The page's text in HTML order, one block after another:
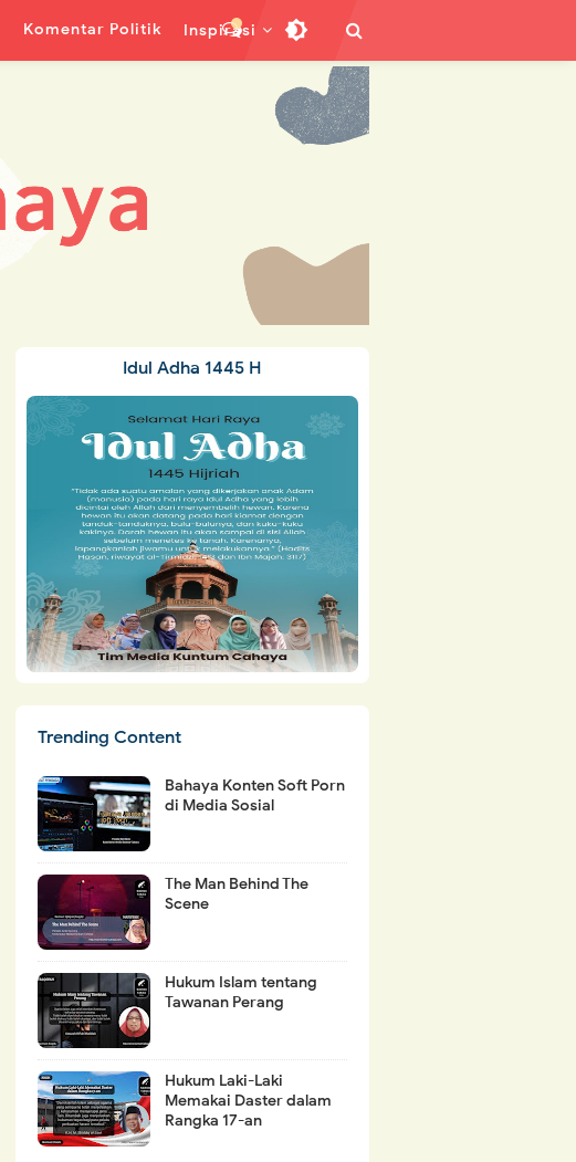
Komentar Politik Inspirasi
Idul Adha 1445 H
Trending Content
Bahaya Konten Soft Porn
di Media Sosial
The Man Behind The
Scene
Hukum Islam tentang
Tawanan Perang
Hukum Laki-Laki
Memakai Daster dalam
Rangka 17-an